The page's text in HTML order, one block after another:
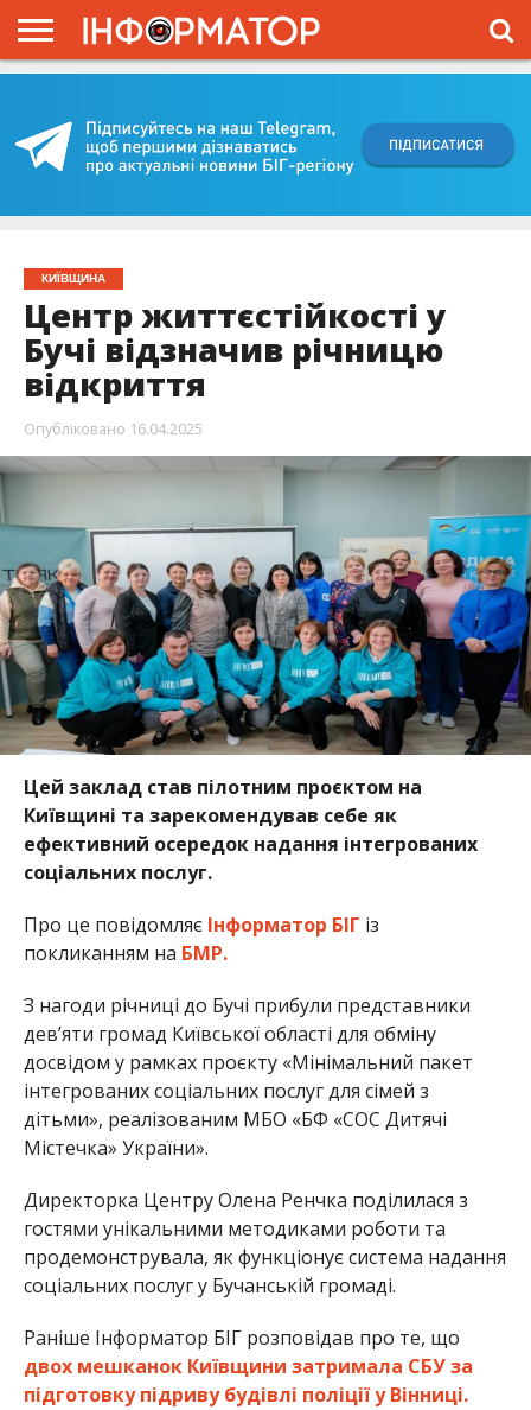
ПРОЄКТ
КИЇВЩИНА
Центр життєстійкості у
Бучі відзначив річницю
відкриття
Опубліковано 16.04.2025
Цей заклад став пілотним проєктом на
Київщині та зарекомендував себе як
ефективний осередок надання інтегрованих
соціальних послуг.
Про це повідомляє Інформатор БІГ із
покликанням на БМР.
З нагоди річниці до Бучі прибули представники
дев’яти громад Київської області для обміну
досвідом у рамках проєкту «Мінімальний пакет
інтегрованих соціальних послуг для сімей з
дітьми», реалізованим МБО «БФ «СОС Дитячі
Містечка» України».
Директорка Центру Олена Ренчка поділилася з
гостями унікальними методиками роботи та
продемонструвала, як функціонує система надання
соціальних послуг у Бучанській громаді.
Раніше Інформатор БІГ розповідав про те, що
двох мешканок Київщини затримала СБУ за
підготовку підриву будівлі поліції у Вінниці.